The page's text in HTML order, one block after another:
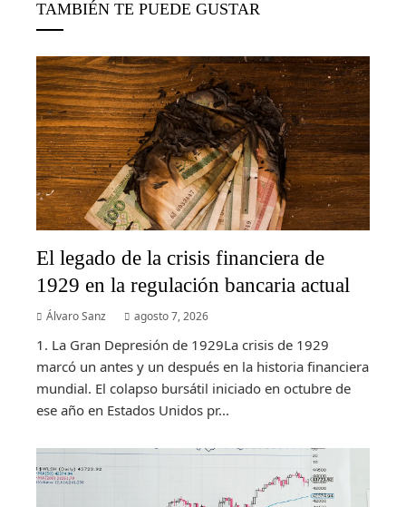
TAMBIÉN TE PUEDE GUSTAR
El legado de la crisis financiera de
1929 en la regulación bancaria actual
Álvaro Sanz agosto 7, 2026
1. La Gran Depresión de 1929La crisis de 1929
marcó un antes y un después en la historia financiera
mundial. El colapso bursátil iniciado en octubre de
ese año en Estados Unidos pr...